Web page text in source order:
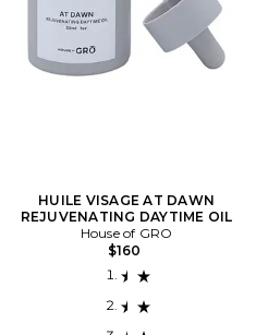
HUILE VISAGE AT DAWN
REJUVENATING DAYTIME OIL
House of GRO
$160